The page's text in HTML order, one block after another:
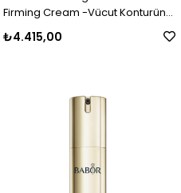
Firming Cream -Vücut Konturünü
₺4.415,00